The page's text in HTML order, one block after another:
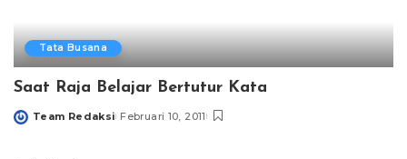
Tata Busana
Saat Raja Belajar Bertutur Kata
Posted
Team Redaksi Februari 10, 2011